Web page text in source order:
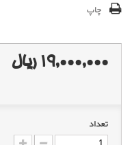
چاپ
19,000,000 ریال
تعداد